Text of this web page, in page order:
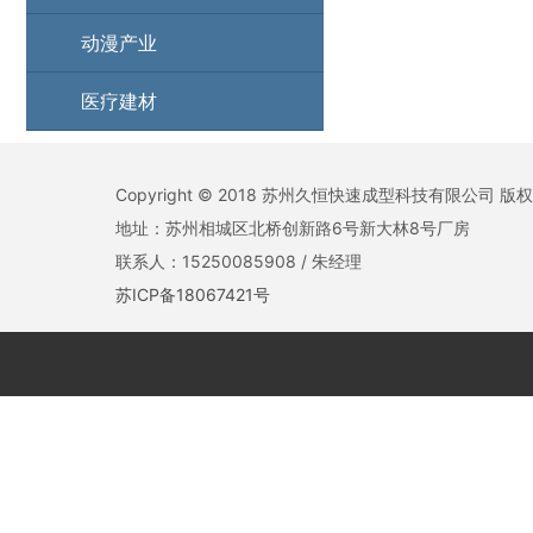
动漫产业
医疗建材
Copyright © 2018 苏州久恒快速成型科技有限公司 版
地址：苏州相城区北桥创新路6号新大林8号厂房
联系人：15250085908 / 朱经理
苏ICP备18067421号